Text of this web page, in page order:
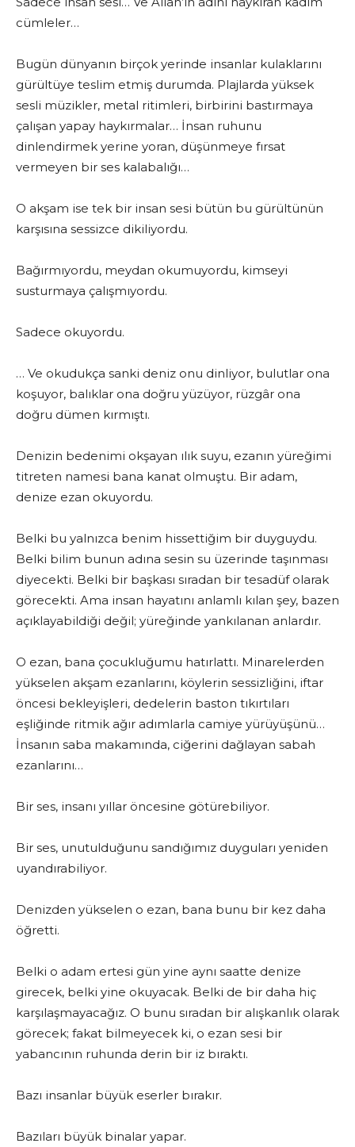
cümleler…
Bugün dünyanın birçok yerinde insanlar kulaklarını
gürültüye teslim etmiş durumda. Plajlarda yüksek
sesli müzikler, metal ritimleri, birbirini bastırmaya
çalışan yapay haykırmalar… İnsan ruhunu
dinlendirmek yerine yoran, düşünmeye fırsat
vermeyen bir ses kalabalığı…
O akşam ise tek bir insan sesi bütün bu gürültünün
karşısına sessizce dikiliyordu.
Bağırmıyordu, meydan okumuyordu, kimseyi
susturmaya çalışmıyordu.
Sadece okuyordu.
… Ve okudukça sanki deniz onu dinliyor, bulutlar ona
koşuyor, balıklar ona doğru yüzüyor, rüzgâr ona
doğru dümen kırmıştı.
Denizin bedenimi okşayan ılık suyu, ezanın yüreğimi
titreten namesi bana kanat olmuştu. Bir adam,
denize ezan okuyordu.
Belki bu yalnızca benim hissettiğim bir duyguydu.
Belki bilim bunun adına sesin su üzerinde taşınması
diyecekti. Belki bir başkası sıradan bir tesadüf olarak
görecekti. Ama insan hayatını anlamlı kılan şey, bazen
açıklayabildiği değil; yüreğinde yankılanan anlardır.
O ezan, bana çocukluğumu hatırlattı. Minarelerden
yükselen akşam ezanlarını, köylerin sessizliğini, iftar
öncesi bekleyişleri, dedelerin baston tıkırtıları
eşliğinde ritmik ağır adımlarla camiye yürüyüşünü…
İnsanın saba makamında, ciğerini dağlayan sabah
ezanlarını…
Bir ses, insanı yıllar öncesine götürebiliyor.
Bir ses, unutulduğunu sandığımız duyguları yeniden
uyandırabiliyor.
Denizden yükselen o ezan, bana bunu bir kez daha
öğretti.
Belki o adam ertesi gün yine aynı saatte denize
girecek, belki yine okuyacak. Belki de bir daha hiç
karşılaşmayacağız. O bunu sıradan bir alışkanlık olarak
görecek; fakat bilmeyecek ki, o ezan sesi bir
yabancının ruhunda derin bir iz bıraktı.
Bazı insanlar büyük eserler bırakır.
Bazıları büyük binalar yapar.